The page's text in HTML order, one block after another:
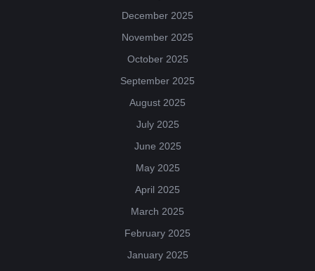
December 2025
November 2025
October 2025
September 2025
August 2025
July 2025
June 2025
May 2025
April 2025
March 2025
February 2025
January 2025